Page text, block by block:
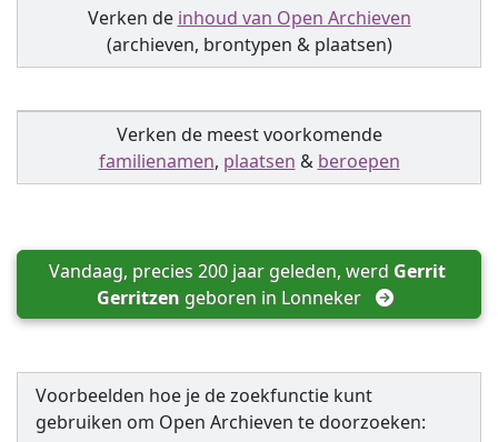
Verken de inhoud van Open Archieven
(archieven, brontypen & plaatsen)
Verken de meest voorkomende
familienamen, plaatsen & beroepen
Vandaag, precies 200 jaar geleden, werd Gerrit
Gerritzen geboren in Lonneker
Voorbeelden hoe je de zoekfunctie kunt
gebruiken om Open Archieven te doorzoeken: